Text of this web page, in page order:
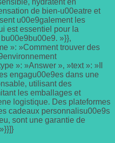
hydratent en
de bien-u00eatre et
u00e9galement les
est essentiel pour la
»}},
»: »Comment trouver des
»: »Answer », »text »: »Il
engagu00e9es dans une
utilisant des
les emballages et
logistique. Des plateformes
cadeaux personnalisu00e9s
sont une garantie de